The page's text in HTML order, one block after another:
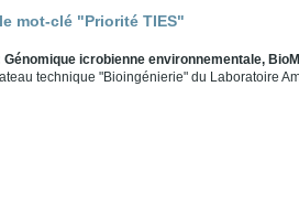
mot-clé "Priorité TIES"
icrobienne environnementale,
technique "Bioingénierie" du Laboratoire